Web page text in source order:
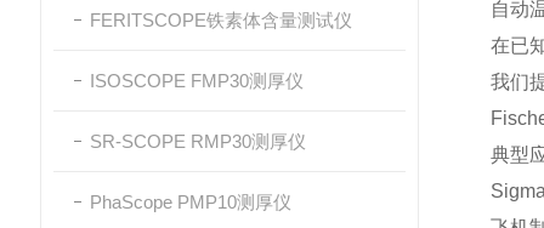
FERITSCOPE铁素体含量测试仪
ISOSCOPE FMP30测厚仪
SR-SCOPE RMP30测厚仪
PhaScope PMP10测厚仪
自动
在已
我们
典型